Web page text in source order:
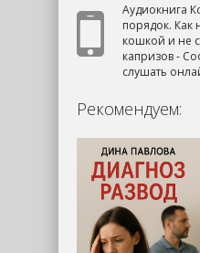
Аудиокнига
порядок. Как
кошкой и не
капризов -
слушать
Рекомендуем: